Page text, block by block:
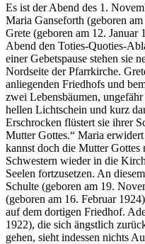
Es ist der Abend des 1.
Maria Ganseforth (geboren
Grete (geboren am 12. Januar
Abend den Toties-Quoties-
einer Gebetspause stehen sie
Nordseite der Pfarrkirche.
anliegenden Friedhofs und
zwei Lebensbäumen,
hellen Lichtschein und kurz
Erschrocken flüstert sie ihrer
Mutter Gottes.“ Maria
kannst doch die Mutter Gottes
Schwestern wieder in die
Seelen fortzusetzen. An
Schulte (geboren am 19.
(geboren am 16. Februar
auf dem dortigen Friedhof.
1922), die sich ängstlich
gehen, sieht indessen nichts